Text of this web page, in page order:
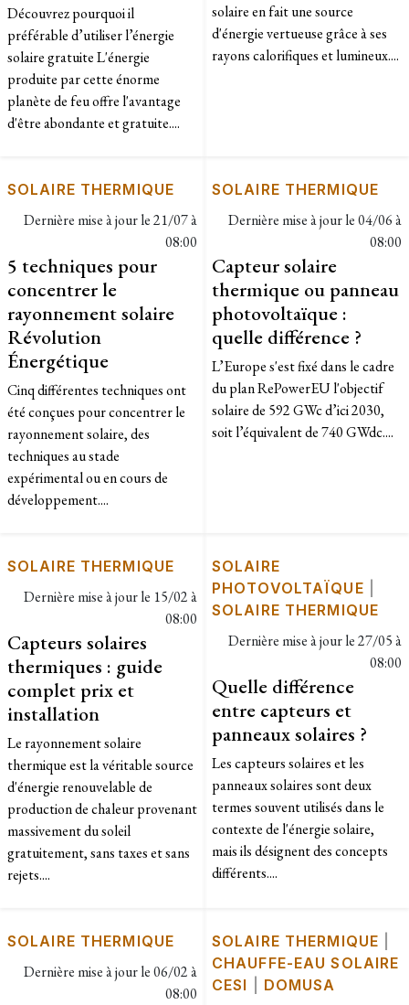
Découvrez pourquoi il
préférable d’utiliser l’énergie
solaire gratuite L'énergie
produite par cette énorme
planète de feu offre l'avantage
d'être abondante et gratuite....
solaire en fait une source
d'énergie vertueuse grâce à ses
rayons calorifiques et lumineux....
SOLAIRE THERMIQUE
Dernière mise à jour le21/07 à
08:00
5 techniques pour
concentrer le
rayonnement solaire
Révolution
Énergétique
Cinq différentes techniques ont
été conçues pour concentrer le
rayonnement solaire, des
techniques au stade
expérimental ou en cours de
développement....
SOLAIRE THERMIQUE
Dernière mise à jour le04/06 à
08:00
Capteur solaire
thermique ou panneau
photovoltaïque :
quelle différence ?
L’Europe s'est fixé dans le cadre
du plan RePowerEU l'objectif
solaire de 592 GWc d’ici 2030,
soit l’équivalent de 740 GWdc....
SOLAIRE THERMIQUE
Dernière mise à jour le 15/02 à
08:00
Capteurs solaires
thermiques : guide
complet prix et
installation
Le rayonnement solaire
thermique est la véritable source
d'énergie renouvelable de
production de chaleur provenant
massivement du soleil
gratuitement, sans taxes et sans
rejets....
SOLAIRE
PHOTOVOLTAÏQUE
SOLAIRE THERMIQUE
Dernière mise à jour le27/05 à
08:00
Quelle différence
entre capteurs et
panneaux solaires ?
Les capteurs solaires et les
panneaux solaires sont deux
termes souvent utilisés dans le
contexte de l'énergie solaire,
mais ils désignent des concepts
différents....
SOLAIRE THERMIQUE
Dernière mise à jour le06/02 à
08:00
SOLAIRE THERMIQUE
CHAUFFE-EAU SOLAIRE
CESI
DOMUSA